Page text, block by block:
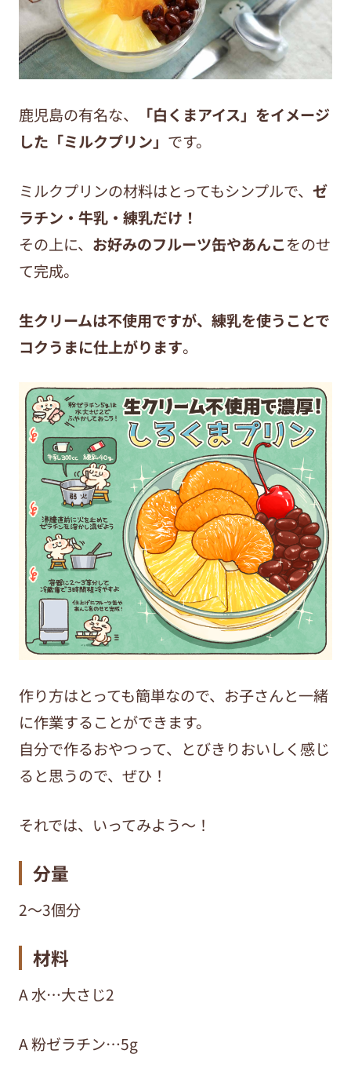
鹿児島の有名な、
「白くまアイス」をイメージ
した「ミルクプリン」 です。
ミルクプリンの材料はとってもシンプルで、 ゼ
ラチン・牛乳・練乳だけ！
その上に、 お好みのフルーツ缶やあんこをのせ
て完成。
生クリームは不使用ですが、練乳を使うことで
コクうまに仕上がります。
作り方はとっても簡単なので、お子さんと一緒
に作業することができます。
自分で作るおやつって、とびきりおいしく感じ
ると思うので、ぜひ！
それでは、いってみよう～！
分量
2～3個分
材料
A 水…大さじ2
A 粉ゼラチン…5g